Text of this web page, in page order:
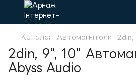
Каталог Автомагнітоли 2din,
2din, 9", 10"
Abyss Audio